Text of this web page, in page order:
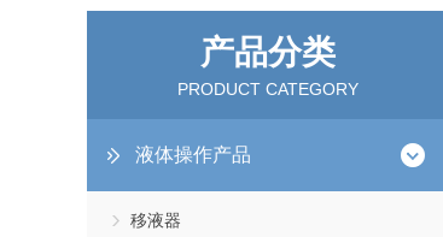
产品分类
PRODUCT CATEGORY
液体操作产品
移液器